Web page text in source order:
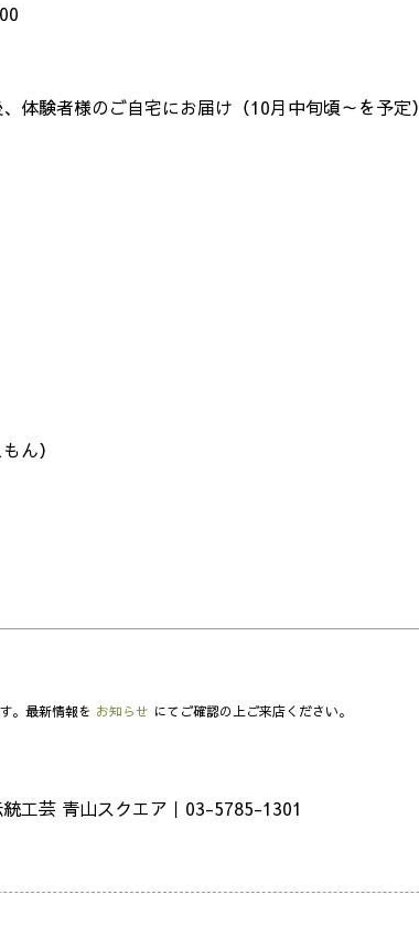
体験者様のご自宅にお届け（10月中旬頃～を予定）
ん）
。最新情報を お知らせ にてご確認の上ご来店ください。
工芸 青山スクエア｜03-5785-1301